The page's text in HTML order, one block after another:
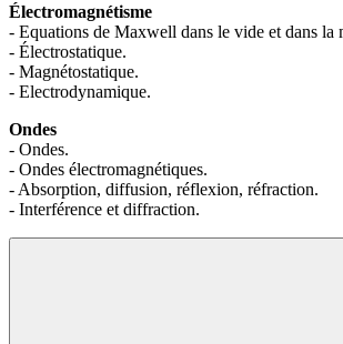
Électromagnétisme
- Equations de Maxwell dans le vide et dans la
- Électrostatique.
- Magnétostatique.
- Electrodynamique.
Ondes
- Ondes.
- Ondes électromagnétiques.
- Absorption, diffusion, réflexion, réfraction.
- Interférence et diffraction.